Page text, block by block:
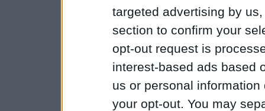
targeted advertising by
section to confirm your
opt-out request is
interest-based ads based
us or personal
your opt-out. You may